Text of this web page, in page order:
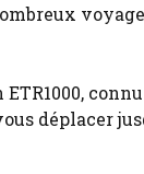
déplacer